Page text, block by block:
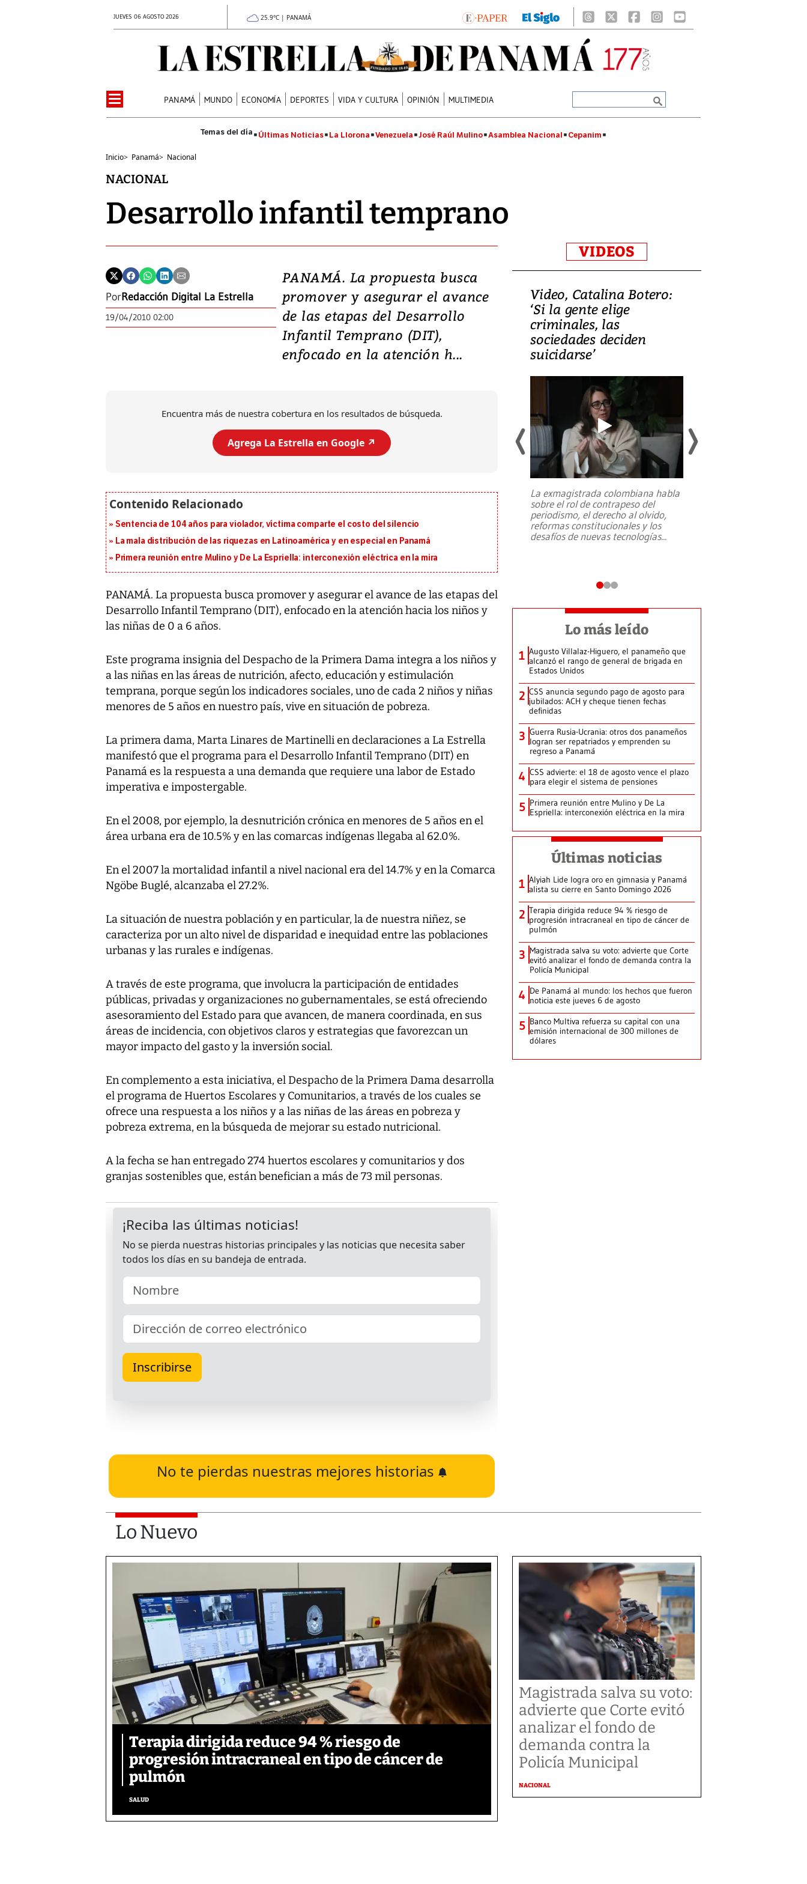
JUEVES 06 AGOSTO 2026 25.9°C | PANAMÁ
PANAMÁ MUNDO ECONOMÍA DEPORTES VIDA Y CULTURA OPINIÓN MULTIMEDIA
Últimas Noticias La Llorona Venezuela José Raúl Mulino Asamblea Nacional Cepanim
Inicio> Panamá> Nacional
NACIONAL
Desarrollo infantil temprano
PorRedacción Digital La Estrella
19/04/2010 02:00
PANAMÁ. La propuesta busca
promover y asegurar el avance
de las etapas del Desarrollo
Infantil Temprano (DIT),
enfocado en la atención h...
Encuentra más de nuestra cobertura en los resultados de búsqueda.
Agrega La Estrella en Google ↗️
Sentencia de 104 años para violador, víctima comparte el costo del silencio
La mala distribución de las riquezas en Latinoamérica y en especial en Panamá
Primera reunión entre Mulino y De La Espriella: interconexión eléctrica en la mira
PANAMÁ. La propuesta busca promover y asegurar el avance de las etapas del
Desarrollo Infantil Temprano (DIT), enfocado en la atención hacia los niños y
las niñas de 0 a 6 años.
Este programa insignia del Despacho de la Primera Dama integra a los niños y
a las niñas en las áreas de nutrición, afecto, educación y estimulación
temprana, porque según los indicadores sociales, uno de cada 2 niños y niñas
menores de 5 años en nuestro país, vive en situación de pobreza.
La primera dama, Marta Linares de Martinelli en declaraciones a La Estrella
manifestó que el programa para el Desarrollo Infantil Temprano (DIT) en
Panamá es la respuesta a una demanda que requiere una labor de Estado
imperativa e impostergable.
En el 2008, por ejemplo, la desnutrición crónica en menores de 5 años en el
área urbana era de 10.5% y en las comarcas indígenas llegaba al 62.0%.
En el 2007 la mortalidad infantil a nivel nacional era del 14.7% y en la Comarca
Ngöbe Buglé, alcanzaba el 27.2%.
La situación de nuestra población y en particular, la de nuestra niñez, se
caracteriza por un alto nivel de disparidad e inequidad entre las poblaciones
urbanas y las rurales e indígenas.
A través de este programa, que involucra la participación de entidades
públicas, privadas y organizaciones no gubernamentales, se está ofreciendo
asesoramiento del Estado para que avancen, de manera coordinada, en sus
áreas de incidencia, con objetivos claros y estrategias que favorezcan un
mayor impacto del gasto y la inversión social.
En complemento a esta iniciativa, el Despacho de la Primera Dama desarrolla
el programa de Huertos Escolares y Comunitarios, a través de los cuales se
ofrece una respuesta a los niños y a las niñas de las áreas en pobreza y
pobreza extrema, en la búsqueda de mejorar su estado nutricional.
A la fecha se han entregado 274 huertos escolares y comunitarios y dos
granjas sostenibles que, están benefician a más de 73 mil personas.
No te pierdas nuestras mejores historias
VIDEOS
Video, Japón: Terremoto
deja heridos y graves
daños en Kumamoto
al sur de Japón, provocando una
Video, Catalina Botero:
‘Si la gente elige
criminales, las
sociedades deciden
suicidarse’
La exmagistrada colombiana habla
sobre el rol de contrapeso del
periodismo, el derecho al olvido,
reformas constitucionales y los
desafíos de nuevas tecnologías...
Lo más leído
1 Augusto Villalaz-Higuero, el panameño que
alcanzó el rango de general de brigada en
Estados Unidos
2 CSS anuncia segundo pago de agosto para
jubilados: ACH y cheque tienen fechas
definidas
3 Guerra Rusia-Ucrania: otros dos panameños
logran ser repatriados y emprenden su
regreso a Panamá
4 CSS advierte: el 18 de agosto vence el plazo
para elegir el sistema de pensiones
5 Primera reunión entre Mulino y De La
Espriella: interconexión eléctrica en la mira
Últimas noticias
1 Alyiah Lide logra oro en gimnasia y Panamá
alista su cierre en Santo Domingo 2026
2 Terapia dirigida reduce 94 % riesgo de
progresión intracraneal en tipo de cáncer de
pulmón
3 Magistrada salva su voto: advierte que Corte
evitó analizar el fondo de demanda contra la
Policía Municipal
4 De Panamá al mundo: los hechos que fueron
noticia este jueves 6 de agosto
5 Banco Multiva refuerza su capital con una
emisión internacional de 300 millones de
dólares
Lo Nuevo
Terapia dirigida reduce 94 % riesgo de
progresión intracraneal en tipo de cáncer de
pulmón
SALUD
Magistrada salva su voto:
advierte que Corte evitó
analizar el fondo de
demanda contra la
Policía Municipal
NACIONAL